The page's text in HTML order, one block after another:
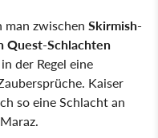
zwischen Skirmish-
Quest-Schlachten
der Regel eine
Kaiser
so eine Schlacht an